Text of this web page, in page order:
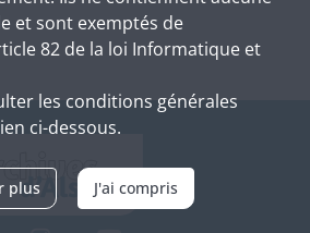
et sont exemptés de
82 de la loi Informatique et
les conditions générales
ci-dessous.
plus J'ai compris